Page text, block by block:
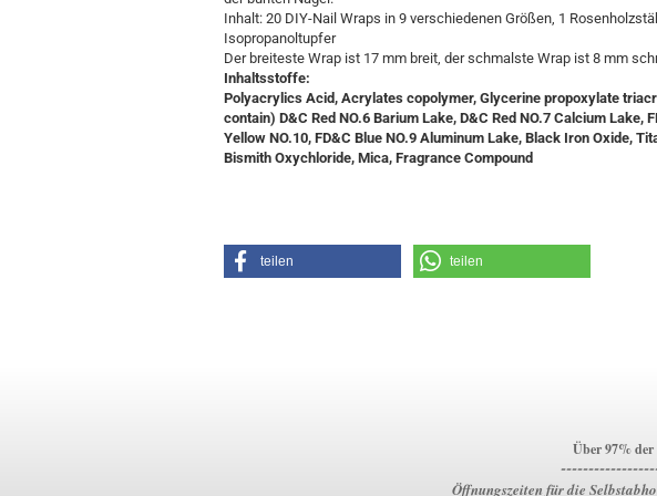
Inhalt: 20 DIY-Nail Wraps in 9 verschiedenen Größen, 1
Isopropanoltupfer
Der breiteste Wrap ist 17 mm breit, der schmalste Wrap ist 8 mm
Inhaltsstoffe:
Polyacrylics Acid, Acrylates copolymer, Glycerine propoxylate
contain) D&C Red NO.6 Barium Lake, D&C Red NO.7 Calcium Lake,
Yellow NO.10, FD&C Blue NO.9 Aluminum Lake, Black Iron Oxide,
Bismith Oxychloride, Mica, Fragrance Compound
teilen teilen
Über 97% der
Öffnungszeiten für die